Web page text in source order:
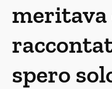
meritava
spero